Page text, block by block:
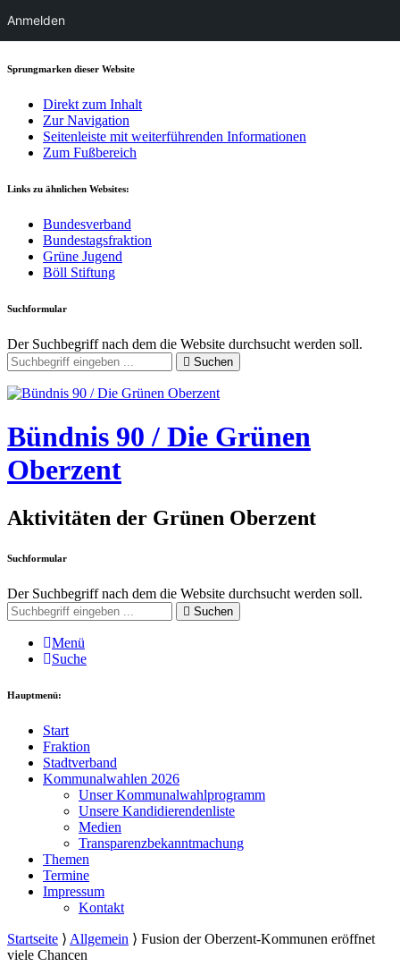
Sprungmarken dieser Website
Direkt zum Inhalt
Zur Navigation
Seitenleiste mit weiterführenden Informationen
Zum Fußbereich
Links zu ähnlichen Websites:
Bundesverband
Bundestagsfraktion
Grüne Jugend
Böll Stiftung
Suchformular
Der Suchbegriff nach dem die Website durchsucht werden soll.
Suchen
Bündnis 90 / Die Grünen
Oberzent
Aktivitäten der Grünen Oberzent
Suchformular
Der Suchbegriff nach dem die Website durchsucht werden soll.
Suchen
Menü
Suche
Hauptmenü:
Start
Fraktion
Stadtverband
Kommunalwahlen 2026
Unser Kommunalwahlprogramm
Unsere Kandidierendenliste
Medien
Transparenzbekanntmachung
Themen
Termine
Impressum
Kontakt
Startseite ⟩ Allgemein ⟩ Fusion der Oberzent-Kommunen eröffnet
viele Chancen
Anmelden